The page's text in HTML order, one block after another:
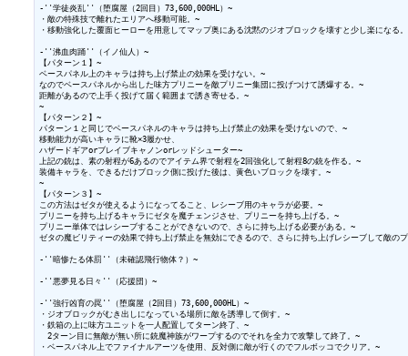
-''学徒炎乱''（堕腐屋（2回目）73,600,000HL）~
・敵の特殊技で離れたエリアへ移動可能。~
・移動強化した覆面ヒーローを用意してマップ奥にある沈黙のジオブロックを壊すと少し楽になる
-''沸血肉踊''（イノ仙人）~
【パターン１】~
ベースパネル上のキャラは持ち上げ禁止の効果を受けない。~
なのでベースパネルから出した味方プリニーを敵プリニー集団に投げつけて誘爆する。~
距離があるので上手く投げて届く範囲まで誘き寄せる。~
~
【パターン２】~
パターン１と同じでベースパネルのキャラは持ち上げ禁止の効果を受けないので、~
移動能力が高いキャラに靴×3履かせ、
ハザードギアorブレイブキャノンorレッドシューター~
上記の銃は、素の射程が6あるのでアイテム界で射程を2回強化して射程8の銃を作る。~
装備キャラを、できるだけブロック側に投げた後は、黄色いブロックを壊す。~
~
【パターン３】~
この方法はゼタが使えるようになってること、レシーブ用のキャラが必要。~
プリニーを持ち上げるキャラにゼタを魔チェンジさせ、プリニーを持ち上げる。~
プリニー単体ではレシーブすることができないので、さらに持ち上げる必要がある。~
ゼタの魔ビリティーの効果で持ち上げ禁止を無効にできるので、さらに持ち上げレシーブして敵の
-''暗惨たる体罰''（未確認飛行物体？）~
-''悪夢見る日々''（応援団）~
-''強行凶育の罠''（堕腐屋（2回目）73,600,000HL）~
・ジオブロックがむき出しになっている場所に敵を誘導して倒す。~
・鉄箱の上に味方ユニットを一人配置してターン終了、~
2ターン目に無敵が無い所に銃魔神族がワープするのでそれを全力で攻撃して終了。~
・ベースパネル上でファイナルアーツを使用、反対側に敵が行くのでフルボッコでクリア。~